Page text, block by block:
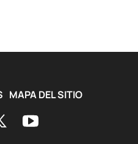
MAPA DEL SITIO